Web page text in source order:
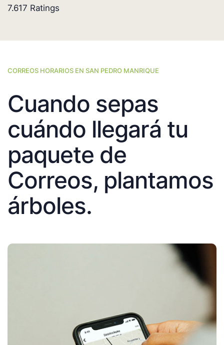
7.617 Ratings
CORREOS HORARIOS EN SAN PEDRO MANRIQUE
Cuando sepas
cuándo llegará tu
paquete de
Correos, plantamos
árboles.